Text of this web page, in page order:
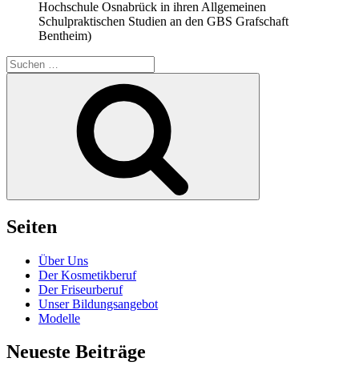
Hochschule Osnabrück in ihren Allgemeinen
Schulpraktischen Studien an den GBS Grafschaft
Bentheim)
Suche
nach:
Seiten
Über Uns
Der Kosmetikberuf
Der Friseurberuf
Unser Bildungsangebot
Modelle
Neueste Beiträge